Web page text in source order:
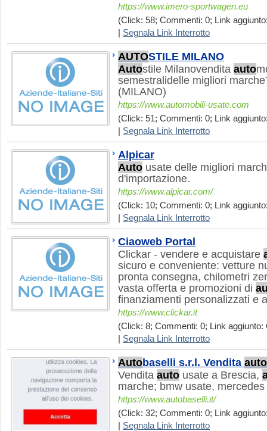
https://www.imero-sportwagen.eu
(Click: 58; Commenti: 0; Link
Segnala Link Interrotto
AUTOSTILE MILANO
Autostile Milanovendita auto
semestralidelle migliori
(MILANO)
https://www.automobili-usate.com
(Click: 51; Commenti: 0; Link
Segnala Link Interrotto
Alpicar
Auto usate delle migliori
d'importazione.
https://www.alpicar.com/
(Click: 10; Commenti: 0; Link
Segnala Link Interrotto
Ciaoweb Portal
Clickar - vendere e acquistare
sicuro e conveniente: vetture
pronta consegna, chilometri
vasta offerta e promozioni di
finanziamenti personalizzati e
https://www.clickar.it
(Click: 8; Commenti: 0; Link aggiunto:
Segnala Link Interrotto
Autobaselli s.r.l. Vendita auto
Vendita auto usate a Brescia,
marche; bmw usate,
https://www.autobaselli.it/
(Click: 32; Commenti: 0; Link
Segnala Link Interrotto